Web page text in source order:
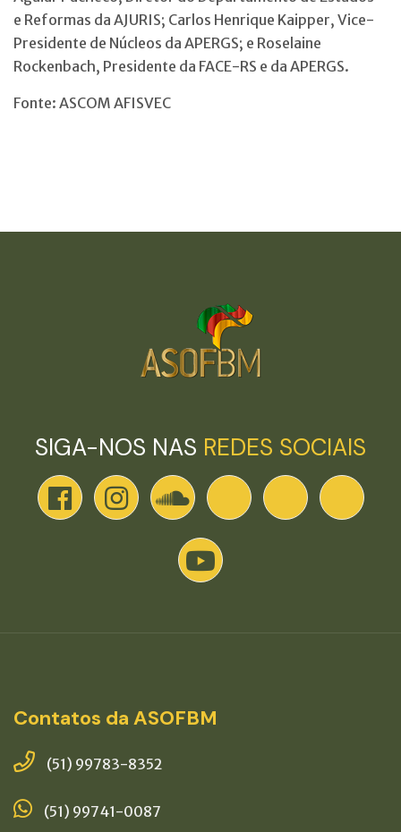
e Reformas da AJURIS; Carlos Henrique Kaipper, Vice-
Presidente de Núcleos da APERGS; e Roselaine
Rockenbach, Presidente da FACE-RS e da APERGS.
Fonte: ASCOM AFISVEC
SIGA-NOS NAS REDES SOCIAIS
Contatos da ASOFBM
(51) 99783-8352
(51) 99741-0087